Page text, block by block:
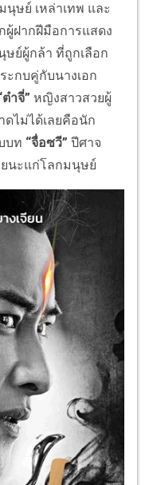
ษย์ เหล่าเทพ และ
ผู้ฝากฝีมือการแสดง
ษย์ผู้กล้า ที่ถูกเลือก
ะกบคู่กับนางเอก
ต๋าจี่” หญิงสาวสวยผู้
ดไม่ได้เลยคือนัก
บท “จื่อซวี” ปีศาจ
นะแก่โลกมนุษย์